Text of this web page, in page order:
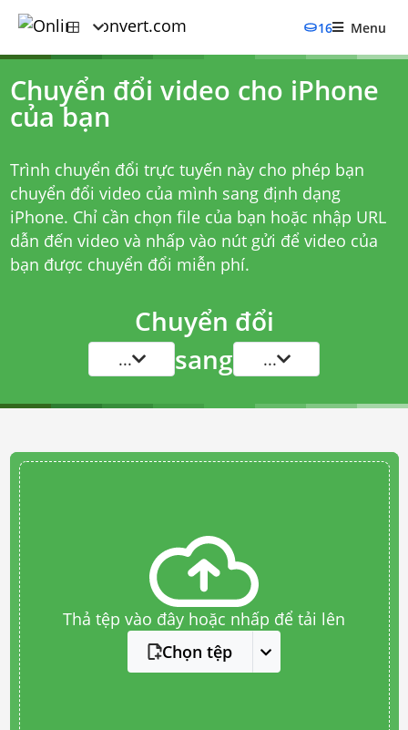
16 Menu
Chuyển đổi video cho iPhone
của bạn
Trình chuyển đổi trực tuyến này cho phép bạn
chuyển đổi video của mình sang định dạng
iPhone. Chỉ cần chọn file của bạn hoặc nhập URL
dẫn đến video và nhấp vào nút gửi để video của
bạn được chuyển đổi miễn phí.
Chuyển đổi
... sang ...
Thả tệp vào đây hoặc nhấp để tải lên
Chọn tệp